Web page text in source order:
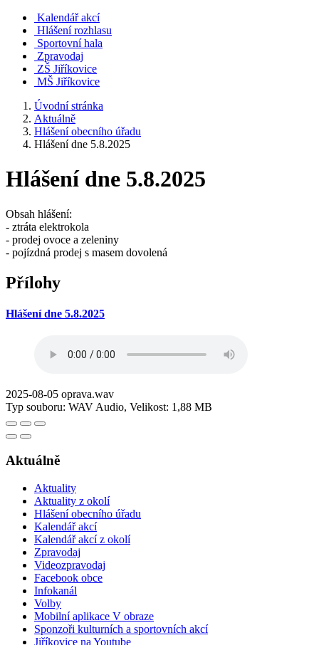
Kalendář akcí
Hlášení rozhlasu
Sportovní hala
Zpravodaj
ZŠ Jiříkovice
MŠ Jiříkovice
Úvodní stránka
Aktuálně
Hlášení obecního úřadu
Hlášení dne 5.8.2025
Hlášení dne 5.8.2025
Obsah hlášení:
- ztráta elektrokola
- prodej ovoce a zeleniny
- pojízdná prodej s masem dovolená
Přílohy
Hlášení dne 5.8.2025
2025-08-05 oprava.wav
Typ souboru: WAV Audio, Velikost: 1,88 MB
Aktuálně
Aktuality
Aktuality z okolí
Hlášení obecního úřadu
Kalendář akcí
Kalendář akcí z okolí
Zpravodaj
Videozpravodaj
Facebook obce
Infokanál
Volby
Mobilní aplikace V obraze
Sponzoři kulturních a sportovních akcí
Jiříkovice na Youtube